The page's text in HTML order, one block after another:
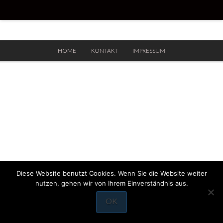
HOME KONTAKT IMPRESSUM
Diese Website benutzt Cookies. Wenn Sie die Website weiter
nutzen, gehen wir von Ihrem Einverständnis aus.
OK